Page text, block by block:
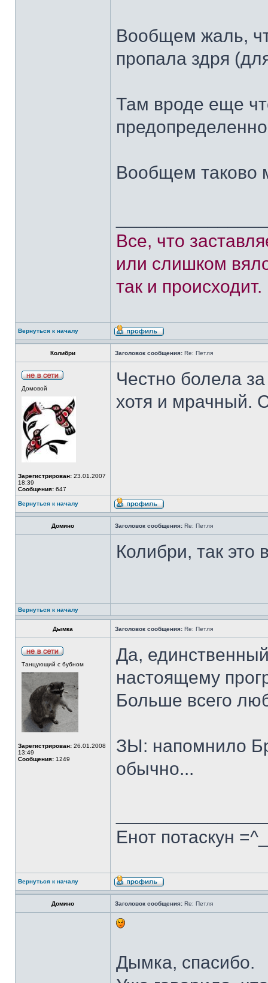
Вообщем жаль,
пропала здря
Там вроде еще
Вообщем
Все, что
или слишком
так и происходит.
Вернуться к началу
Колибри Заголовок сообщения: Re: Петля
Домовой
Зарегистрирован: 23.01.2007
18:39
Сообщения: 647
Честно болела
хотя и мрачный.
Вернуться к началу
Домино Заголовок сообщения: Re: Петля
Колибри, так это
Вернуться к началу
Дымка Заголовок сообщения: Re: Петля
Танцующий с бубном
Зарегистрирован: 26.01.2008
13:49
Сообщения: 1249
Да,
настоящему
Больше всего
ЗЫ: напомнило
обычно...
Енот потаскун
Вернуться к началу
Домино Заголовок сообщения: Re: Петля
Дымка, спасибо.